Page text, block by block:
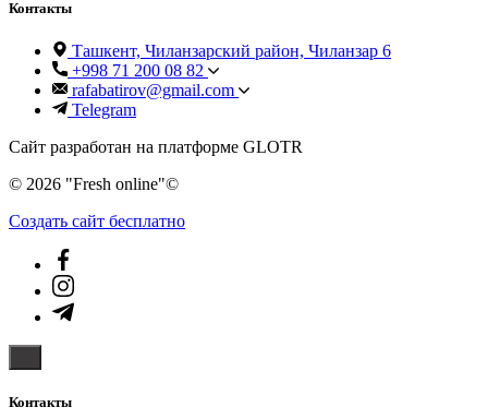
Контакты
Ташкент, Чиланзарский район, Чиланзар 6
+998 71 200 08 82
rafabatirov@gmail.com
Telegram
Сайт разработан на платформе GLOTR
© 2026 "Fresh online"©️
Создать cайт бесплатно
Контакты